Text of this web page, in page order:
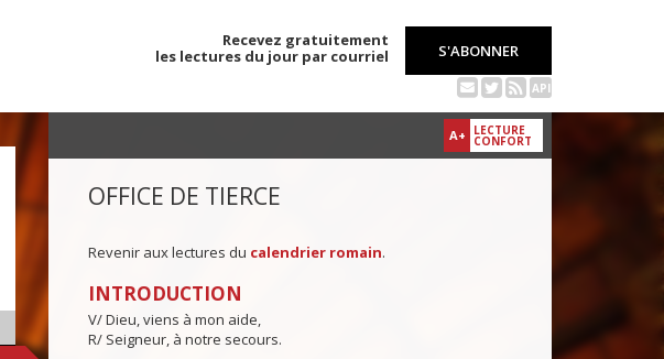
Recevez gratuitement
les lectures du jour par courriel
S'ABONNER
API
A+ LECTURE
CONFORT
OFFICE DE TIERCE
Revenir aux lectures du calendrier romain.
INTRODUCTION
V/ Dieu, viens à mon aide,
R/ Seigneur, à notre secours.